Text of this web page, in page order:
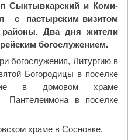
Сыктывкарский и Коми-
с пастырским визитом
районы. Два дня жители
богослужением.
богослужения, Литургию в
Богородицы в поселке
в домовом храме
Пантелеимона в поселке
храме в Сосновке.